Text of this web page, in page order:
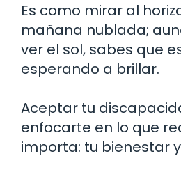
Es como mirar al
mañana nublada;
ver el sol, sabes que
esperando a brillar.
Aceptar tu
enfocarte en lo que
importa: tu bienestar